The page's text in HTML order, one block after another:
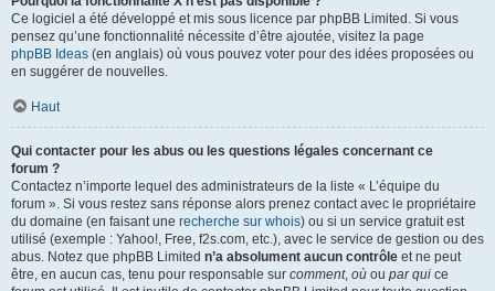
Ce logiciel a été développé et mis sous licence par phpBB Limited. Si vous
pensez qu’une fonctionnalité nécessite d’être ajoutée, visitez la page
phpBB Ideas (en anglais) où vous pouvez voter pour des idées proposées ou
en suggérer de nouvelles.
Haut
Qui contacter pour les abus ou les questions légales concernant ce
forum ?
Contactez n’importe lequel des administrateurs de la liste « L’équipe du
forum ». Si vous restez sans réponse alors prenez contact avec le propriétaire
du domaine (en faisant une recherche sur whois) ou si un service gratuit est
utilisé (exemple : Yahoo!, Free, f2s.com, etc.), avec le service de gestion ou des
abus. Notez que phpBB Limited n’a absolument aucun contrôle et ne peut
être, en aucun cas, tenu pour responsable sur comment, où ou par qui ce